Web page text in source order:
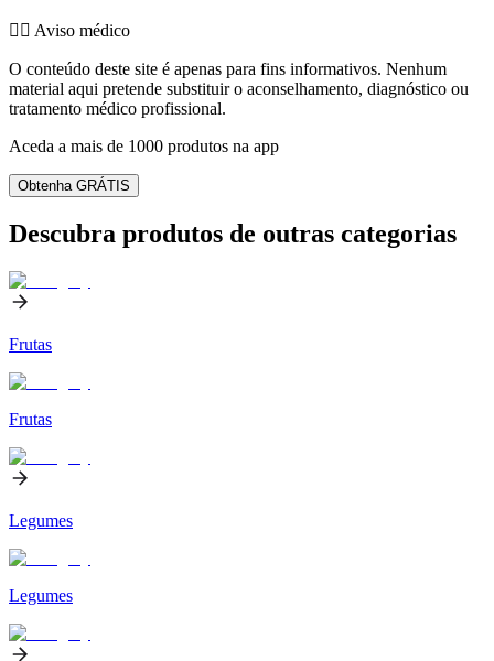
👨‍⚕️️ Aviso médico
O conteúdo deste site é apenas para fins informativos. Nenhum
material aqui pretende substituir o aconselhamento, diagnóstico ou
tratamento médico profissional.
Aceda a mais de 1000 produtos na app
Obtenha GRÁTIS
Descubra produtos de outras categorias
Frutas
Frutas
Legumes
Legumes